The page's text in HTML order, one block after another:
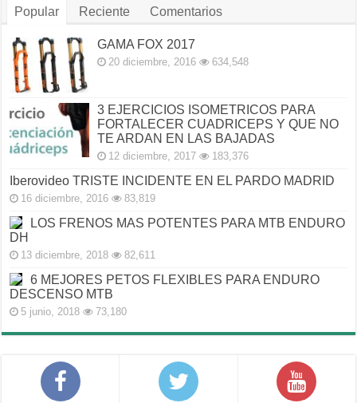
Popular Reciente Comentarios
GAMA FOX 2017
20 diciembre, 2016 634,548
3 EJERCICIOS ISOMETRICOS PARA
FORTALECER CUADRICEPS Y QUE NO
TE ARDAN EN LAS BAJADAS
12 diciembre, 2017 183,376
Iberovideo TRISTE INCIDENTE EN EL PARDO MADRID
16 diciembre, 2016 83,819
LOS FRENOS MAS POTENTES PARA MTB ENDURO
DH
13 diciembre, 2018 82,611
6 MEJORES PETOS FLEXIBLES PARA ENDURO
DESCENSO MTB
5 junio, 2018 73,180